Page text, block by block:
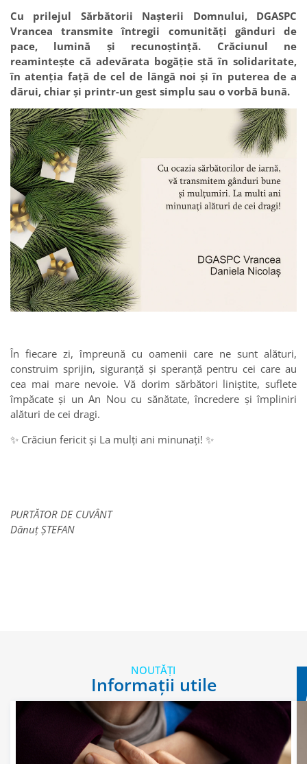
Cu prilejul Sărbătorii Nașterii Domnului, DGASPC
Vrancea transmite întregii comunități gânduri de
pace, lumină și recunoștință. Crăciunul ne
reamintește că adevărata bogăție stă în solidaritate,
în atenția față de cel de lângă noi și în puterea de a
dărui, chiar și printr-un gest simplu sau o vorbă bună.
În fiecare zi, împreună cu oamenii care ne sunt alături,
construim sprijin, siguranță și speranță pentru cei care au
cea mai mare nevoie. Vă dorim sărbători liniștite, suflete
împăcate și un An Nou cu sănătate, încredere și împliniri
alături de cei dragi.
✨ Crăciun fericit și La mulți ani minunați! ✨
PURTĂTOR DE CUVÂNT
Dănuț ȘTEFAN
NOUTĂȚI
Informații utile